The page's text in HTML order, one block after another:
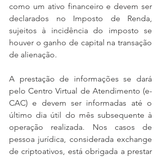
como um ativo financeiro e devem ser
declarados no Imposto de Renda,
sujeitos à incidência do imposto se
houver o ganho de capital na transação
de alienação.
A prestação de informações se dará
pelo Centro Virtual de Atendimento (e-
CAC) e devem ser informadas até o
último dia útil do mês subsequente à
operação realizada. Nos casos de
pessoa jurídica, considerada exchange
de criptoativos, está obrigada a prestar